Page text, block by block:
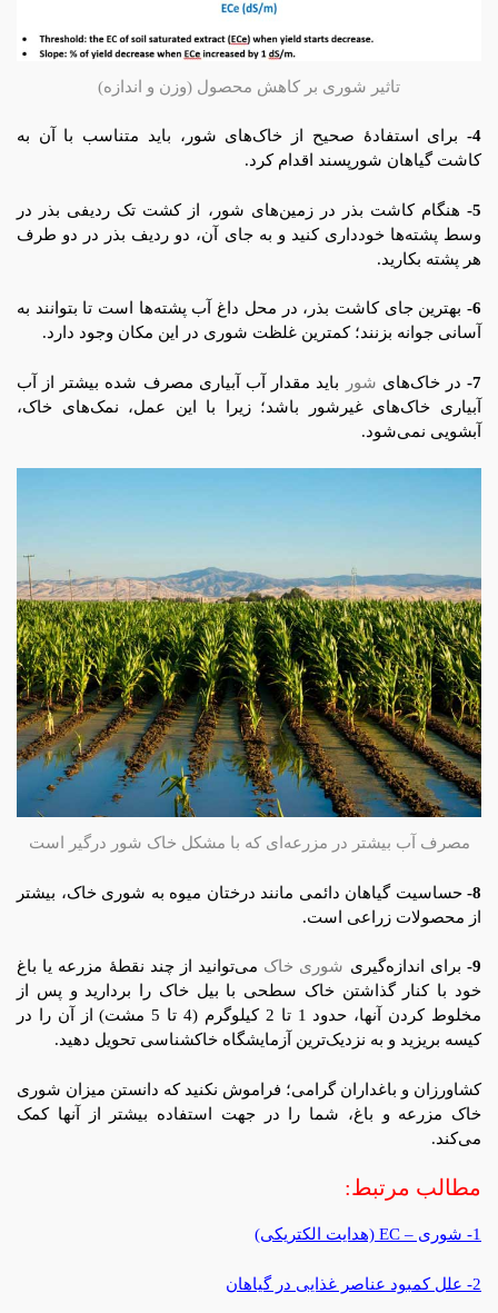
تاثیر شوری بر کاهش محصول (وزن و اندازه)
4-
برای استفادۀ صحیح از خاک‌های شور، باید متناسب با آن به
کاشت گیاهان شور‌پسند اقدام کرد.
5-
هنگام کاشت بذر در زمین‌های شور، از کشت تک ردیفی بذر در
وسط پشته‌ها خودداری کنید و به جای آن، دو ردیف بذر در دو طرف
هر پشته بکارید.
6-
بهترین جای کاشت بذر، در محل داغ آب پشته‌ها است تا بتوانند به
آسانی جوانه بزنند؛ کمترین غلظت شوری در این مکان وجود دارد.
7- در خاک‌های شور
باید مقدار آب آبیاری مصرف شده بیشتر از آب
آبیاری خاک‌های غیرشور باشد؛ زیرا با این عمل، نمک‌های خاک،
آبشویی نمی‌شود.
مصرف آب بیشتر در مزرعه‌ای که با مشکل خاک شور درگیر است
8- حساسیت گیاهان دائمی مانند درختان میوه به شوری خاک، بیشتر
از محصولات زراعی است.
9- برای اندازه‌گیری شوری خاک می‌توانید از چند نقطۀ مزرعه یا باغ
خود با کنار گذاشتن خاک سطحی با بیل خاک را بردارید و پس از
مخلوط کردن آنها، حدود 1 تا 2 کیلوگرم (4 تا 5 مشت) از آن را در
کیسه بریزید و به نزدیک‌ترین آزمایشگاه خاکشناسی تحویل دهید.
کشاورزان و باغداران گرامی؛ فراموش نکنید که دانستن میزان شوری
خاک مزرعه و باغ، شما را در جهت استفاده بیشتر از آنها کمک
می‌کند.
مطالب مرتبط:
1- شوری – EC (هدایت الکتریکی)
2- علل کمبود عناصر غذایی در گیاهان